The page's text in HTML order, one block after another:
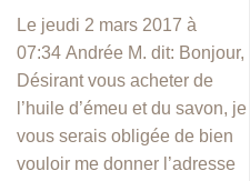
Le jeudi 2 mars 2017 à
07:34 Andrée M. dit: Bonjour,
Désirant vous acheter de
l’huile d’émeu et du savon, je
vous serais obligée de bien
vouloir me donner l’adresse